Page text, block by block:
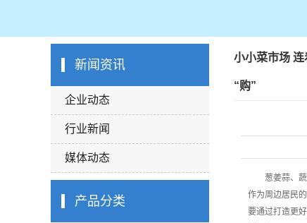
新闻资讯
企业动态
行业新闻
媒体动态
产品分类
小小菜市场
“购”
葱姜蒜、
作为周边居民
要通过打造更